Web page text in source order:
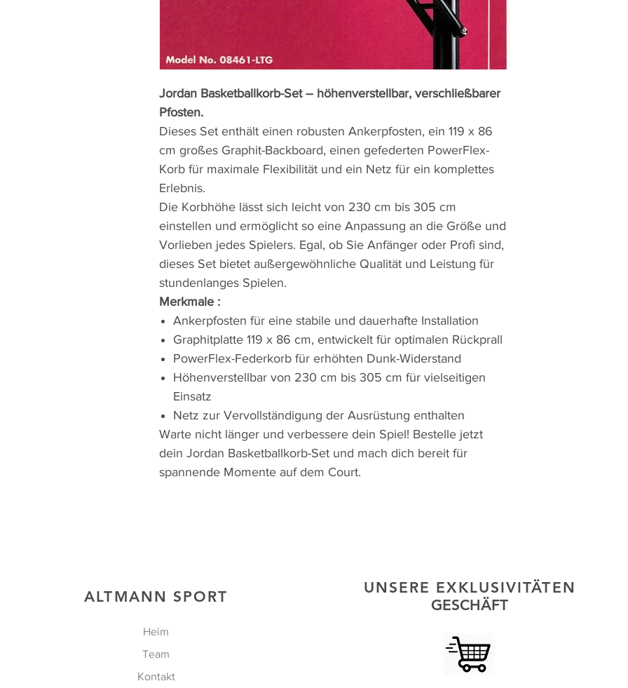
Jordan Basketballkorb-Set – höhenverstellbar, verschließbarer
Pfosten.
Dieses Set enthält einen robusten Ankerpfosten, ein 119 x 86
cm großes Graphit-Backboard, einen gefederten PowerFlex-
Korb für maximale Flexibilität und ein Netz für ein komplettes
Erlebnis.
Die Korbhöhe lässt sich leicht von 230 cm bis 305 cm
einstellen und ermöglicht so eine Anpassung an die Größe und
Vorlieben jedes Spielers. Egal, ob Sie Anfänger oder Profi sind,
dieses Set bietet außergewöhnliche Qualität und Leistung für
stundenlanges Spielen.
Merkmale :
Ankerpfosten für eine stabile und dauerhafte Installation
Graphitplatte 119 x 86 cm, entwickelt für optimalen Rückprall
PowerFlex-Federkorb für erhöhten Dunk-Widerstand
Höhenverstellbar von 230 cm bis 305 cm für vielseitigen
Einsatz
Netz zur Vervollständigung der Ausrüstung enthalten
Warte nicht länger und verbessere dein Spiel! Bestelle jetzt
dein Jordan Basketballkorb-Set und mach dich bereit für
spannende Momente auf dem Court.
ALTMANN SPORT
Heim
Team
Kontakt
UNSERE EXKLUSIVITÄTEN
GESCHÄFT